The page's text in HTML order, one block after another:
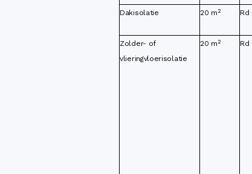
Dakisolatie 20 m 2 Rd
Zolder- of
vlieringvloerisolatie
20 m 2 Rd